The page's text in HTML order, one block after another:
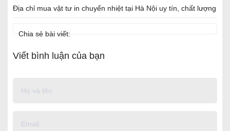
Địa chỉ mua vật tư in chuyển nhiệt tại Hà Nội uy tín, chất lượng
Chia sẻ bài viết:
Viết bình luận của bạn